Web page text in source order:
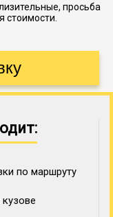
просьба
стоимости.
по маршруту